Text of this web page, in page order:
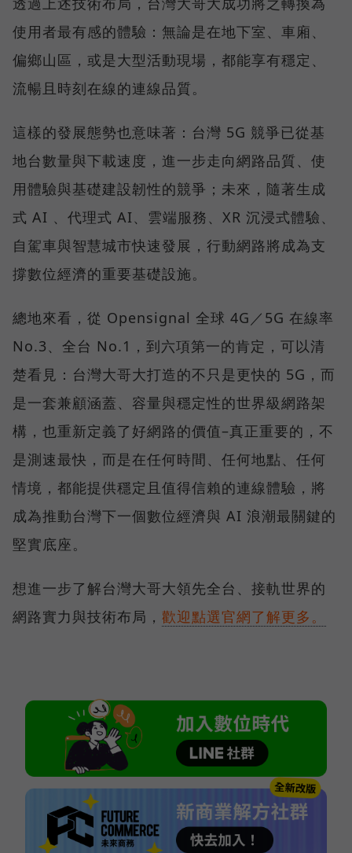
使用者最有感的體驗：無論是在地下室、車廂、
偏鄉山區，或是大型活動現場，都能享有穩定、
流暢且時刻在線的連線品質。
這樣的發展態勢也意味著：台灣 5G 競爭已從基
地台數量與下載速度，進一步走向網路品質、使
用體驗與基礎建設韌性的競爭；未來，隨著生成
式 AI 、代理式 AI、雲端服務、XR 沉浸式體驗、
自駕車與智慧城市快速發展，行動網路將成為支
撐數位經濟的重要基礎設施。
總地來看，從 Opensignal 全球 4G／5G 在線率
No.3、全台 No.1，到六項第一的肯定，可以清
楚看見：台灣大哥大打造的不只是更快的 5G，而
是一套兼顧涵蓋、容量與穩定性的世界級網路架
構，也重新定義了好網路的價值–真正重要的，不
是測速最快，而是在任何時間、任何地點、任何
情境，都能提供穩定且值得信賴的連線體驗，將
成為推動台灣下一個數位經濟與 AI 浪潮最關鍵的
堅實底座。
想進一步了解台灣大哥大領先全台、接軌世界的
網路實力與技術布局， 歡迎點選官網了解更多。